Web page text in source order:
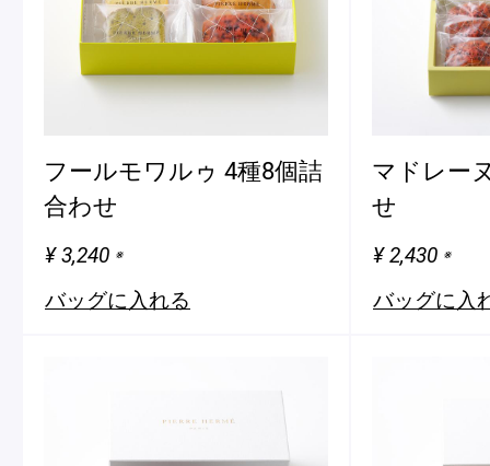
お知らせ
Journal & Informations
フルーツとヨーグルトのマカ
お日持ち
1〜4日
30日〜
熨斗・包装タ
熨斗あり
包装あり
フールモワルゥ 4種8個詰
合わせ
¥ 3,240 ※
バッグに入れる
マドレー
せ
¥ 2,430 ※
バッグに入